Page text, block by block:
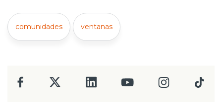
comunidades ventanas